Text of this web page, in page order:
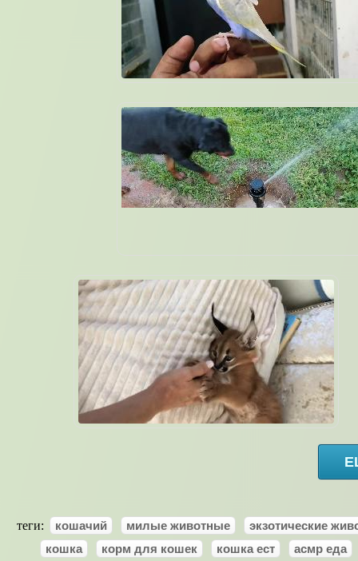
теги: кошачий милые животные
экзотические
кошка
корм для кошек кошка ест асмр еда